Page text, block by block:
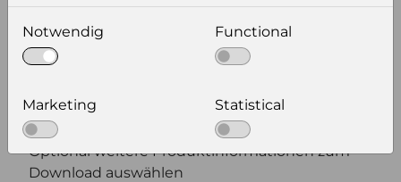
Bildauflösung
Zusätzliche Produktinformationen
Optional weitere Produktinformationen zum
Download auswählen
Notwendig Functional
Marketing Statistical